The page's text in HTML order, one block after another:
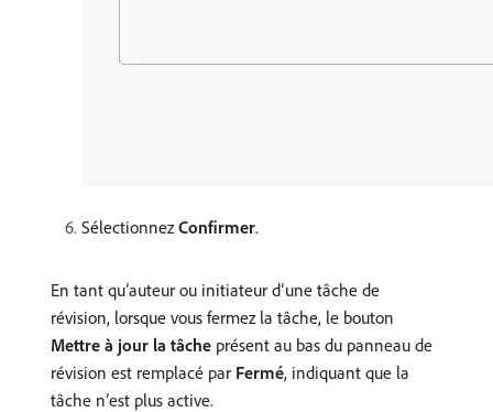
Sélectionnez Confirmer.
En tant qu’auteur ou initiateur d’une tâche de
révision, lorsque vous fermez la tâche, le bouton
Mettre à jour la tâche présent au bas du panneau de
révision est remplacé par Fermé, indiquant que la
tâche n’est plus active.